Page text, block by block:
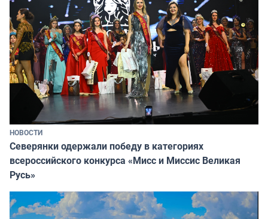
НОВОСТИ
Северянки одержали победу в категориях
всероссийского конкурса «Мисс и Миссис Великая
Русь»